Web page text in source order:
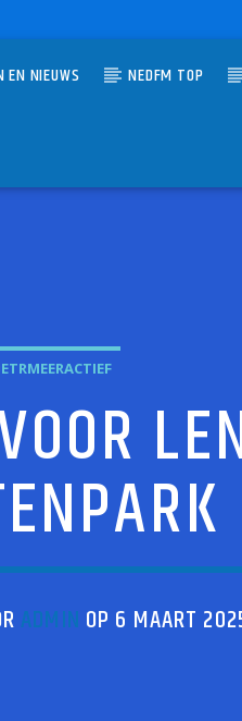
EN NIEUWS NEDFM TOP
ADMIN OP 6 MAART